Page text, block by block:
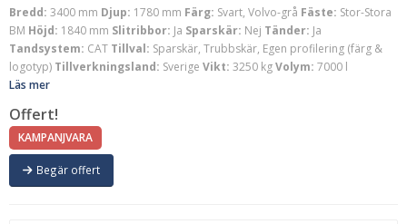
Bredd: 3400 mm Djup: 1780 mm Färg: Svart, Volvo-grå Fäste: Stor-Stora
BM Höjd: 1840 mm Slitribbor: Ja Sparskär: Nej Tänder: Ja
Tandsystem: CAT Tillval: Sparskär, Trubbskär, Egen profilering (färg &
logotyp) Tillverkningsland: Sverige Vikt: 3250 kgVolym: 7000 l
Läs mer
Offert!
KAMPANJVARA
Begär offert